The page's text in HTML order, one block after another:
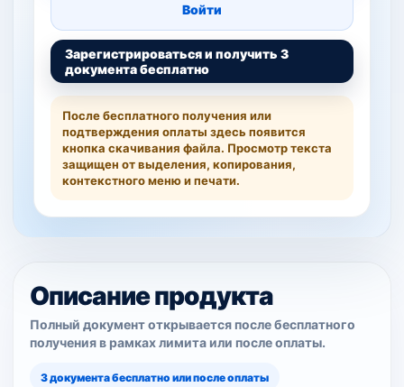
Войти
Зарегистрироваться и получить 3
документа бесплатно
После бесплатного получения или
подтверждения оплаты здесь появится
кнопка скачивания файла. Просмотр текста
защищен от выделения, копирования,
контекстного меню и печати.
Описание продукта
Полный документ открывается после бесплатного
получения в рамках лимита или после оплаты.
3 документа бесплатно или после оплаты